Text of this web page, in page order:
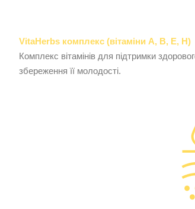
VitaHerbs комплекс (вітаміни A, B, E, H)
Комплекс вітамінів для підтримки
збереження її молодості.